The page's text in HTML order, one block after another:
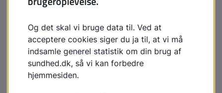
hernierelaterede klager, kan henvises til kirurgisk
Asymptomatiske hernier kan evt. henvises
Patienter med anamnestiske tilfælde med
indeklemning af herniet bør henvises til kirurgisk
afdeling (indeklemning regnes som en komplikation til